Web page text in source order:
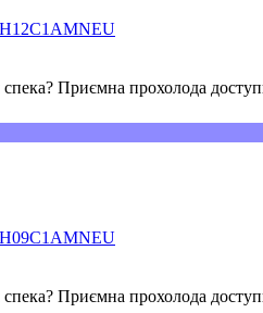
Приємна прохолода
Приємна прохолода